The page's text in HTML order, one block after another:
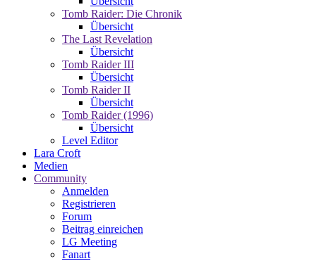
Tomb Raider: Die Chronik
Übersicht
The Last Revelation
Übersicht
Tomb Raider III
Übersicht
Tomb Raider II
Übersicht
Tomb Raider (1996)
Übersicht
Level Editor
Lara Croft
Medien
Community
Anmelden
Registrieren
Forum
Beitrag einreichen
LG Meeting
Fanart